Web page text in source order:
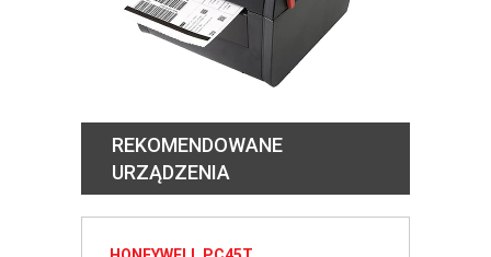
REKOMENDOWANE
URZĄDZENIA